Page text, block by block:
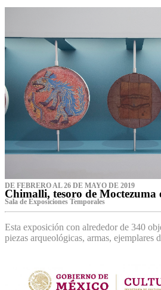
DE FEBRERO AL 26 DE MAYO DE 2019
Chimalli, tesoro de Moctezuma
Sala de Exposiciones Temporales
Esta exposición con alrededor de 340
piezas arqueológicas, armas, ejemplares